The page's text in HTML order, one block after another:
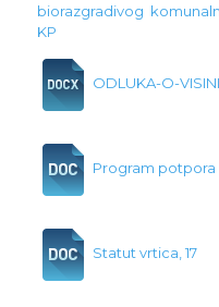
biorazgradivog
KP
ODLUKA-O-
Program potpora
Statut vrtica, 17